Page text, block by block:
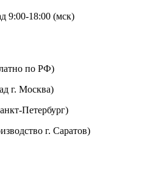
9:00-18:00 (мск)
по РФ)
г. Москва)
Петербург)
г. Саратов)